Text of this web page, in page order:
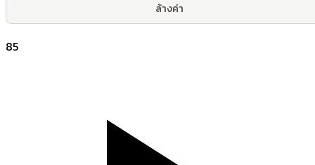
ล้างค่า
85